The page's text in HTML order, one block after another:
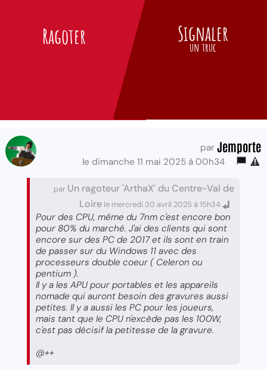
Ragoter Signaler
un truc
par Jemporte
le dimanche 11 mai 2025 à 00h34
par Un ragoteur 'ArthaX' du Centre-Val de
Loire le mercredi 30 avril 2025 à 15h34
Pour des CPU, même du 7nm c'est encore bon
pour 80% du marché. J'ai des clients qui sont
encore sur des PC de 2017 et ils sont en train
de passer sur du Windows 11 avec des
processeurs double coeur ( Celeron ou
pentium ).
Il y a les APU pour portables et les appareils
nomade qui auront besoin des gravures aussi
petites. Il y a aussi les PC pour les joueurs,
mais tant que le CPU n'excède pas les 100W,
c'est pas décisif la petitesse de la gravure.
@++